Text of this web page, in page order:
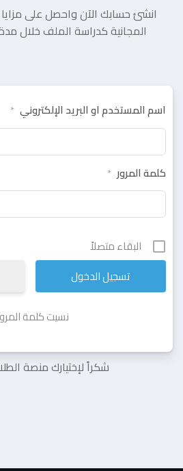
انشئ حسابك الآن واحصل على مزايا
المجانية كدراسة الملف خلال مدة
اسم المستخدم او البريد الإلكتروني *
كلمة المرور *
البقاء متصلاً
نسيت كلمة
شكراً لإختيارك منصة